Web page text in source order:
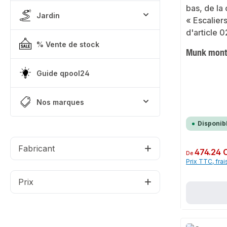
Jardin
% Vente de stock
Guide qpool24
Nos marques
Fabricant
Prix
Munk
Prix régulier :
De474.24
Prix TTC,